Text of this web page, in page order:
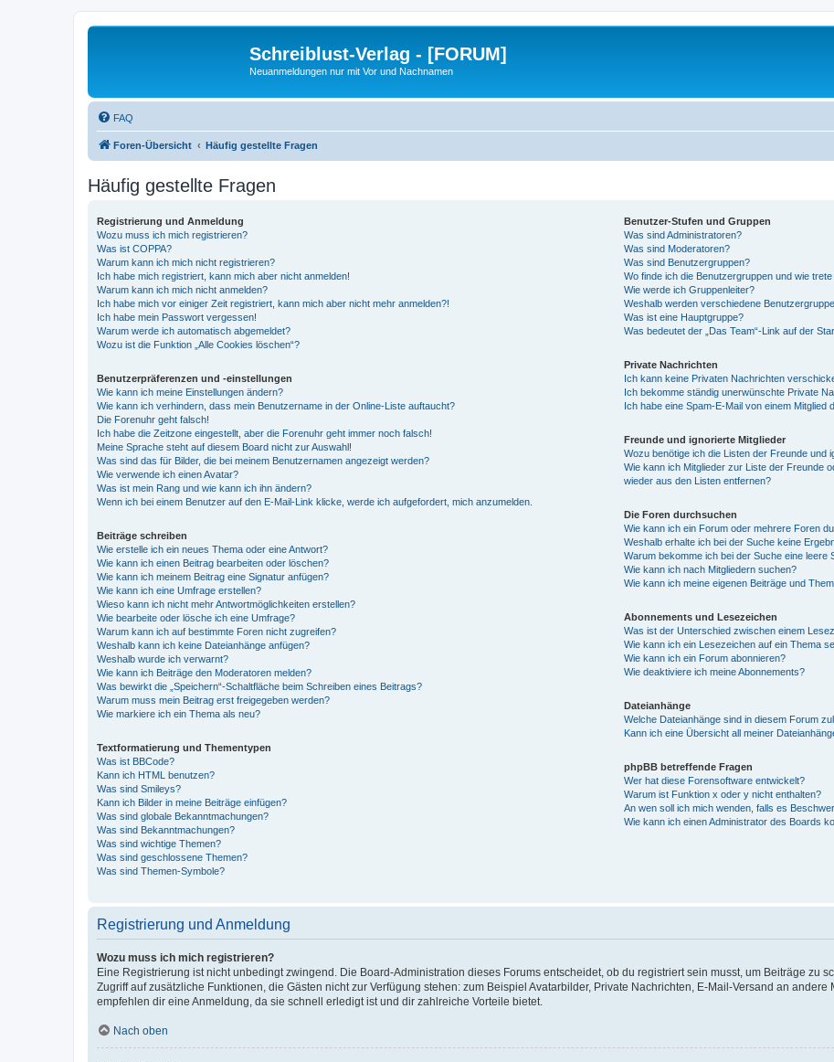
Schreiblust-Verlag - [FORUM]
Neuanmeldungen nur mit Vor und Nachnamen
FAQ
Foren-Übersicht Häufig gestellte Fragen
Häufig gestellte Fragen
Registrierung und Anmeldung
Wozu muss ich mich registrieren?
Was ist COPPA?
Warum kann ich mich nicht registrieren?
Ich habe mich registriert, kann mich aber nicht anmelden!
Warum kann ich mich nicht anmelden?
Ich habe mich vor einiger Zeit registriert, kann mich aber nicht mehr anmelden?!
Ich habe mein Passwort vergessen!
Warum werde ich automatisch abgemeldet?
Wozu ist die Funktion „Alle Cookies löschen“?
Benutzerpräferenzen und -einstellungen
Wie kann ich meine Einstellungen ändern?
Wie kann ich verhindern, dass mein Benutzername in der Online-Liste auftaucht?
Die Forenuhr geht falsch!
Ich habe die Zeitzone eingestellt, aber die Forenuhr geht immer noch falsch!
Meine Sprache steht auf diesem Board nicht zur Auswahl!
Was sind das für Bilder, die bei meinem Benutzernamen angezeigt werden?
Wie verwende ich einen Avatar?
Was ist mein Rang und wie kann ich ihn ändern?
Wenn ich bei einem Benutzer auf den E-Mail-Link klicke, werde ich aufgefordert, mich anzumelden.
Beiträge schreiben
Wie erstelle ich ein neues Thema oder eine Antwort?
Wie kann ich einen Beitrag bearbeiten oder löschen?
Wie kann ich meinem Beitrag eine Signatur anfügen?
Wie kann ich eine Umfrage erstellen?
Wieso kann ich nicht mehr Antwortmöglichkeiten erstellen?
Wie bearbeite oder lösche ich eine Umfrage?
Warum kann ich auf bestimmte Foren nicht zugreifen?
Weshalb kann ich keine Dateianhänge anfügen?
Weshalb wurde ich verwarnt?
Wie kann ich Beiträge den Moderatoren melden?
Was bewirkt die „Speichern“-Schaltfläche beim Schreiben eines Beitrags?
Warum muss mein Beitrag erst freigegeben werden?
Wie markiere ich ein Thema als neu?
Textformatierung und Thementypen
Was ist BBCode?
Kann ich HTML benutzen?
Was sind Smileys?
Kann ich Bilder in meine Beiträge einfügen?
Was sind globale Bekanntmachungen?
Was sind Bekanntmachungen?
Was sind wichtige Themen?
Was sind geschlossene Themen?
Was sind Themen-Symbole?
Benutzer-Stufen und Gruppen
Was sind Administratoren?
Was sind Moderatoren?
Was sind Benutzergruppen?
Wo finde ich die Benutzergruppen und wie
Wie werde ich Gruppenleiter?
Weshalb werden verschiedene
Was ist eine Hauptgruppe?
Was bedeutet der „Das Team“-Link auf der
Private Nachrichten
Ich kann keine Privaten Nachrichten
Ich bekomme ständig unerwünschte Private
Ich habe eine Spam-E-Mail von einem Mitglied
Freunde und ignorierte Mitglieder
Wozu benötige ich die Listen der Freunde und
Wie kann ich Mitglieder zur Liste der Freunde
wieder aus den Listen entfernen?
Die Foren durchsuchen
Wie kann ich ein Forum oder mehrere Foren
Weshalb erhalte ich bei der Suche keine
Warum bekomme ich bei der Suche eine leere
Wie kann ich nach Mitgliedern suchen?
Wie kann ich meine eigenen Beiträge und
Abonnements und Lesezeichen
Was ist der Unterschied zwischen einem
Wie kann ich ein Lesezeichen auf ein Thema
Wie kann ich ein Forum abonnieren?
Wie deaktiviere ich meine Abonnements?
Dateianhänge
Welche Dateianhänge sind in diesem Forum
Kann ich eine Übersicht all meiner
phpBB betreffende Fragen
Wer hat diese Forensoftware entwickelt?
Warum ist Funktion x oder y nicht enthalten?
An wen soll ich mich wenden, falls es
Wie kann ich einen Administrator des Boards
Registrierung und Anmeldung
Wozu muss ich mich registrieren?
Eine Registrierung ist nicht unbedingt zwingend. Die Board-Administration dieses Forums entscheidet, ob du registriert sein musst, um Beiträge zu
Zugriff auf zusätzliche Funktionen, die Gästen nicht zur Verfügung stehen: zum Beispiel Avatarbilder, Private Nachrichten, E-Mail-Versand an
empfehlen dir eine Anmeldung, da sie schnell erledigt ist und dir zahlreiche Vorteile bietet.
Nach oben